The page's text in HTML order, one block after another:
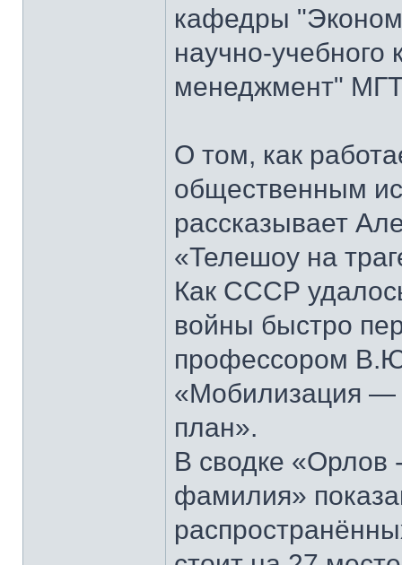
кафедры
научно-
менеджмент"
О том, как
общественным
рассказывает
«Телешоу на
Как СССР
войны быстро
профессором
«Мобилизация —
план».
В сводке «Орлов
фамилия»